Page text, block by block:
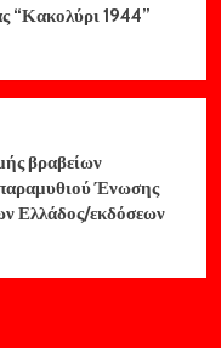
“Κακολύρι 1944”
βραβείων
Ένωσης
Ελλάδος/εκδόσεων